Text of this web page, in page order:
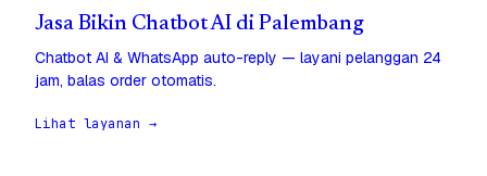
Jasa Bikin Chatbot AI di Palembang
Chatbot AI & WhatsApp auto-reply — layani pelanggan 24
jam, balas order otomatis.
Lihat layanan →